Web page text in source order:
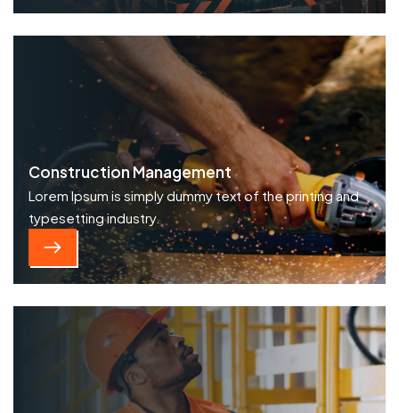
Construction Management
Lorem Ipsum is simply dummy text of the printing and
typesetting industry.